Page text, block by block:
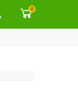
0